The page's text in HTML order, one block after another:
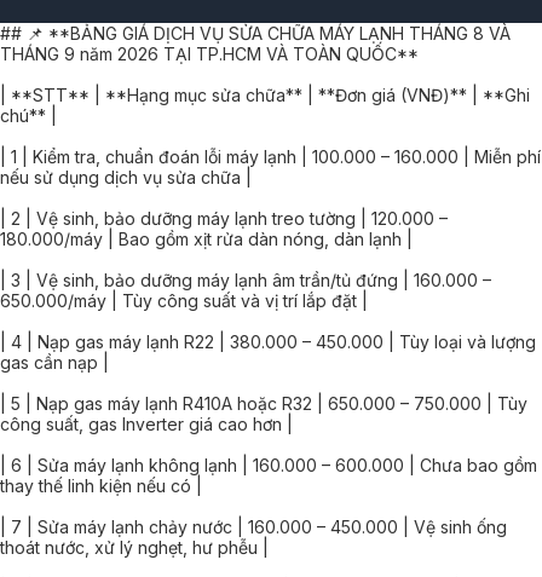
## 📌 **BẢNG GIÁ DỊCH VỤ SỬA CHỮA MÁY LẠNH THÁNG 8 VÀ
THÁNG 9 năm 2026 TẠI TP.HCM VÀ TOÀN QUỐC**
| **STT** | **Hạng mục sửa chữa** | **Đơn giá (VNĐ)** | **Ghi
chú** |
| 1 | Kiểm tra, chuẩn đoán lỗi máy lạnh | 100.000 – 160.000 | Miễn phí
nếu sử dụng dịch vụ sửa chữa |
| 2 | Vệ sinh, bảo dưỡng máy lạnh treo tường | 120.000 –
180.000/máy | Bao gồm xịt rửa dàn nóng, dàn lạnh |
| 3 | Vệ sinh, bảo dưỡng máy lạnh âm trần/tủ đứng | 160.000 –
650.000/máy | Tùy công suất và vị trí lắp đặt |
| 4 | Nạp gas máy lạnh R22 | 380.000 – 450.000 | Tùy loại và lượng
gas cần nạp |
| 5 | Nạp gas máy lạnh R410A hoặc R32 | 650.000 – 750.000 | Tùy
công suất, gas Inverter giá cao hơn |
| 6 | Sửa máy lạnh không lạnh | 160.000 – 600.000 | Chưa bao gồm
thay thế linh kiện nếu có |
| 7 | Sửa máy lạnh chảy nước | 160.000 – 450.000 | Vệ sinh ống
thoát nước, xử lý nghẹt, hư phễu |